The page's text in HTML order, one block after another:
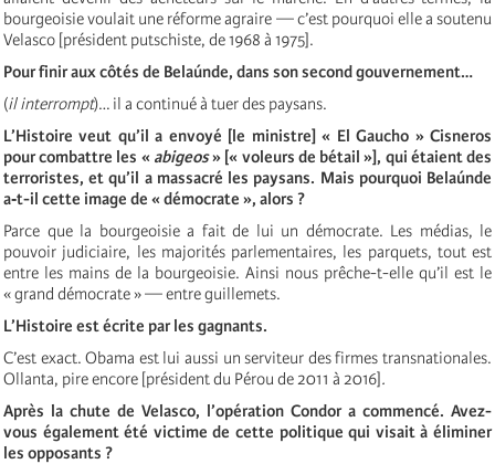
bourgeoisie voulait une réforme agraire — c’est pourquoi elle a soutenu
Velasco [président putschiste, de 1968 à 1975].
Pour finir aux côtés de Belaúnde, dans son second gouvernement…
(il interrompt)… il a continué à tuer des paysans.
L’Histoire veut qu’il a envoyé [le ministre] « El Gaucho » Cisneros
pour combattre les « abigeos» [« voleurs de bétail »], qui étaient des
terroristes, et qu’il a massacré les paysans. Mais pourquoi Belaúnde
a‑t-il cette image de « démocrate », alors ?
Parce que la bourgeoisie a fait de lui un démocrate. Les médias, le
pouvoir judiciaire, les majorités parlementaires, les parquets, tout est
entre les mains de la bourgeoisie. Ainsi nous prêche-t-elle qu’il est le
« grand démocrate » — entre guillemets.
L’Histoire est écrite par les gagnants.
C’est exact. Obama est lui aussi un serviteur des firmes transnationales.
Ollanta, pire encore [président du Pérou de 2011 à 2016].
Après la chute de Velasco, l’opération Condor a commencé. Avez-
vous également été victime de cette politique qui visait à éliminer
les opposants ?